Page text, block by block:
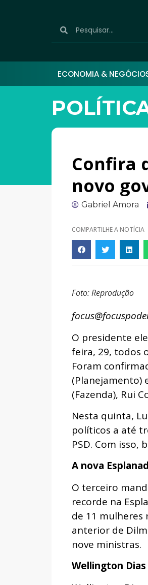
ECONOMIA &
Confira
novo
Gabriel Amora
COMPARTILHE A NOTÍCIA
Foto: Reprodução
O presidente
feira, 29, todos
Foram
(Planejamento)
(Fazenda), Rui
Nesta quinta,
políticos a até
PSD. Com isso,
A nova
O terceiro
recorde na
de 11 mulheres
anterior de
nove ministras.
Wellington Dias